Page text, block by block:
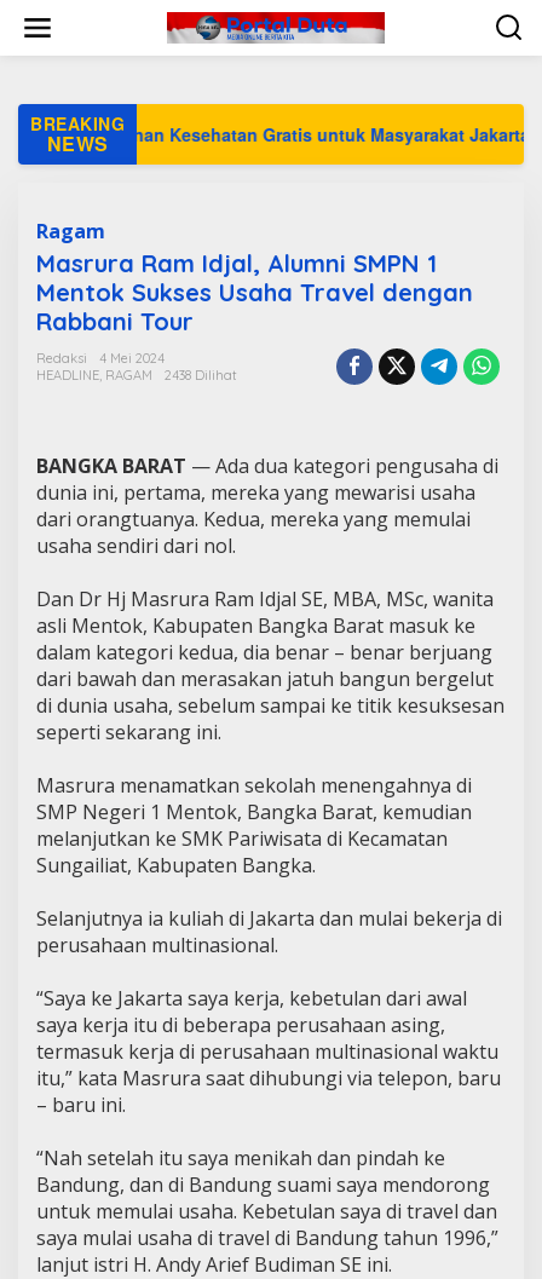
w
BREAKING
NEWSKesehatan Gratis untuk Masyarakat Jakarta
Ragam
Masrura Ram Idjal, Alumni SMPN 1
Mentok Sukses Usaha Travel dengan
Rabbani Tour
Redaksi
4 Mei 2024
HEADLINE, RAGAM 2438 Dilihat
BANGKA BARAT — Ada dua kategori pengusaha di
dunia ini, pertama, mereka yang mewarisi usaha
dari orangtuanya. Kedua, mereka yang memulai
usaha sendiri dari nol.
Dan Dr Hj Masrura Ram Idjal SE, MBA, MSc, wanita
asli Mentok, Kabupaten Bangka Barat masuk ke
dalam kategori kedua, dia benar – benar berjuang
dari bawah dan merasakan jatuh bangun bergelut
di dunia usaha, sebelum sampai ke titik kesuksesan
seperti sekarang ini.
Masrura menamatkan sekolah menengahnya di
SMP Negeri 1 Mentok, Bangka Barat, kemudian
melanjutkan ke SMK Pariwisata di Kecamatan
Sungailiat, Kabupaten Bangka.
Selanjutnya ia kuliah di Jakarta dan mulai bekerja di
perusahaan multinasional.
“Saya ke Jakarta saya kerja, kebetulan dari awal
saya kerja itu di beberapa perusahaan asing,
termasuk kerja di perusahaan multinasional waktu
itu,” kata Masrura saat dihubungi via telepon, baru
– baru ini.
“Nah setelah itu saya menikah dan pindah ke
Bandung, dan di Bandung suami saya mendorong
untuk memulai usaha. Kebetulan saya di travel dan
saya mulai usaha di travel di Bandung tahun 1996,”
lanjut istri H. Andy Arief Budiman SE ini.